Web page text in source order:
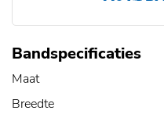
Bandspecificaties
Maat
Breedte